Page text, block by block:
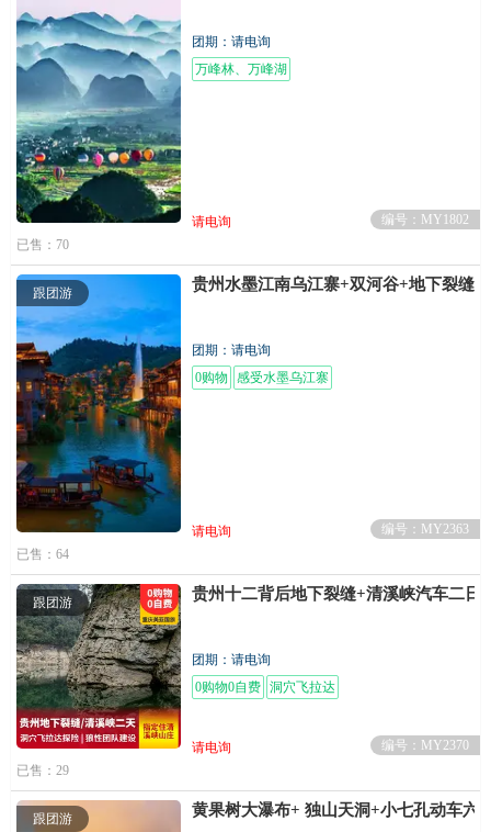
团期：请电询
万峰林、万峰湖
请电询
编号：MY1802
已售：70
跟团游 贵州水墨江南乌江寨+双河谷+地下裂缝
团期：请电询
0购物
感受水墨乌江寨
请电询
编号：MY2363
已售：64
跟团游 贵州十二背后地下裂缝+清溪峡汽车二日
团期：请电询
0购物0自费 洞穴飞拉达
请电询
编号：MY2370
已售：29
跟团游 黄果树大瀑布+ 独山天洞+小七孔动车六